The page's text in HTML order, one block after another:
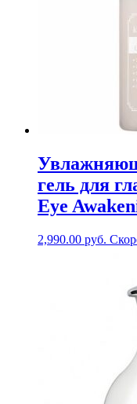
гель для
Eye
2,990.00 руб.